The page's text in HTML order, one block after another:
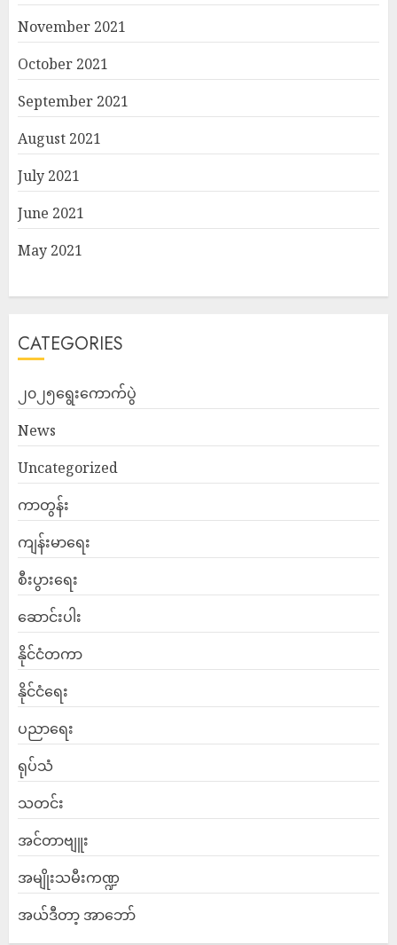
November 2021
October 2021
September 2021
August 2021
July 2021
June 2021
May 2021
CATEGORIES
၂၀၂၅ရွေးကောက်ပွဲ
News
Uncategorized
ကာတွန်း
ကျန်းမာရေး
စီးပွားရေး
ဆောင်းပါး
နိုင်ငံတကာ
နိုင်ငံရေး
ပညာရေး
ရုပ်သံ
သတင်း
အင်တာဗျူး
အမျိုးသမီးကဏ္ဍ
အယ်ဒီတာ့ အာဘော်